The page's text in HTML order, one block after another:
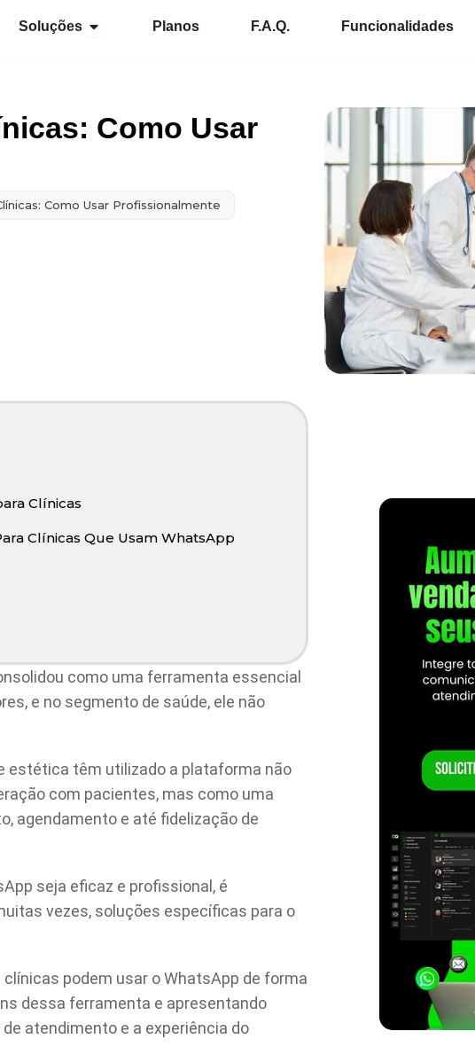
Soluções Abrir Soluções
Planos F.A.Q. Funcionalidades
Como Usar
Como Usar Profissionalmente
Clínicas
Clínicas Que Usam WhatsApp
como uma ferramenta essencial
e no segmento de saúde, ele não
estética têm utilizado a plataforma não
com pacientes, mas como uma
agendamento e até fidelização de
seja eficaz e profissional, é
vezes, soluções específicas para o
podem usar o WhatsApp de forma
dessa ferramenta e apresentando
atendimento e a experiência do